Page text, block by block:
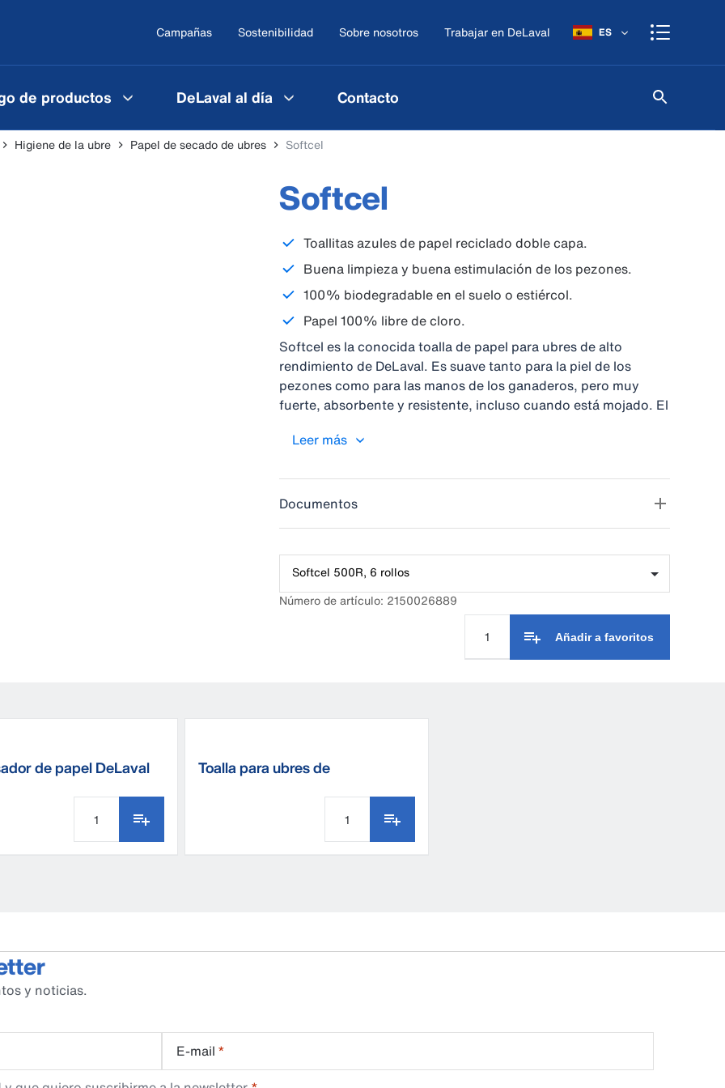
Campañas Sostenibilidad Sobre nosotros Trabajar en DeLaval ES
de productos DeLaval al día Contacto
Higiene de la ubre Papel de secado de ubres Softcel
Softcel
Toallitas azules de papel reciclado doble capa.
Buena limpieza y buena estimulación de los pezones.
100% biodegradable en el suelo o estiércol.
Papel 100% libre de cloro.
Softcel es la conocida toalla de papel para ubres de alto
rendimiento de DeLaval. Es suave tanto para la piel de los
pezones como para las manos de los ganaderos, pero muy
fuerte, absorbente y resistente, incluso cuando está mojado. El
permite un mejor agarre y eliminación de la suciedad.
Leer más
Documentos
Softcel 500R, 6 rollos
Número de artículo: 2150026889
Añadir a favoritos
de papel DeLaval
Toalla para ubres de
y noticias.
E-mail *